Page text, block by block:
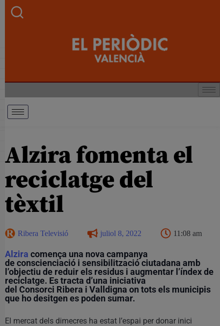
Alzira fomenta el
reciclatge del
tèxtil
Ribera Televisió juliol 8, 2022 11:08 am
Alzira comença una nova campanya
de conscienciació i sensibilització ciutadana amb
l’objectiu de reduir els residus i augmentar l’índex de
reciclatge. Es tracta d’una iniciativa
del Consorci Ribera i Valldigna on tots els municipis
que ho desitgen es poden sumar.
El mercat dels dimecres ha estat l’espai per donar inici